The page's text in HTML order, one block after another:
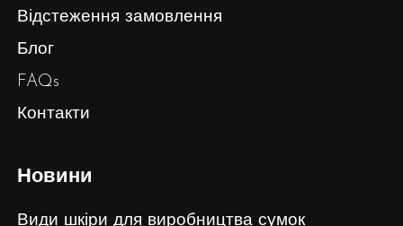
Відстеження замовлення
Блог
FAQs
Контакти
Новини
Види шкіри для виробництва сумок